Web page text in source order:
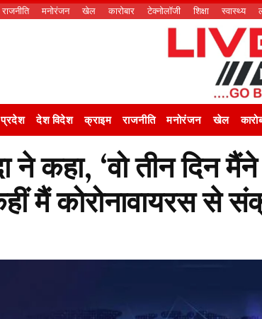
राजनीति मनोरंजन खेल कारोबार टेक्नोलॉजी शिक्षा स्वास्थ्य
प्रदेश देश विदेश क्राइम राजनीति मनोरंजन खेल
ने कहा, ‘वो तीन दिन
मैं कोरोनावायरस से